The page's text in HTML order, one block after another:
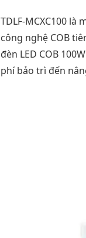
TDLF-MCXC100
công nghệ COB
đèn LED COB
phí bảo trì đến